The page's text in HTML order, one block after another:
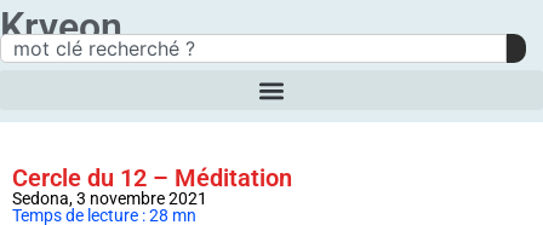
Kryeon
Cercle du 12 – Méditation
Sedona, 3 novembre 2021
Temps de lecture : 28 mn